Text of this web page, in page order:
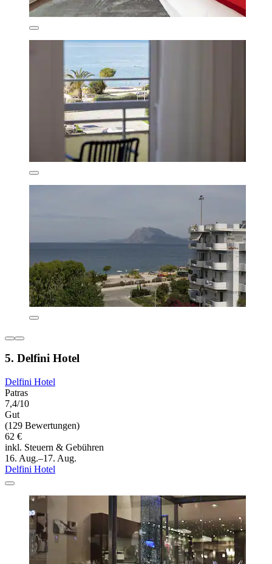
5. Delfini Hotel
Delfini Hotel
Patras
7,4/10
Gut
(129 Bewertungen)
62 €
inkl. Steuern & Gebühren
16. Aug.–17. Aug.
Delfini Hotel